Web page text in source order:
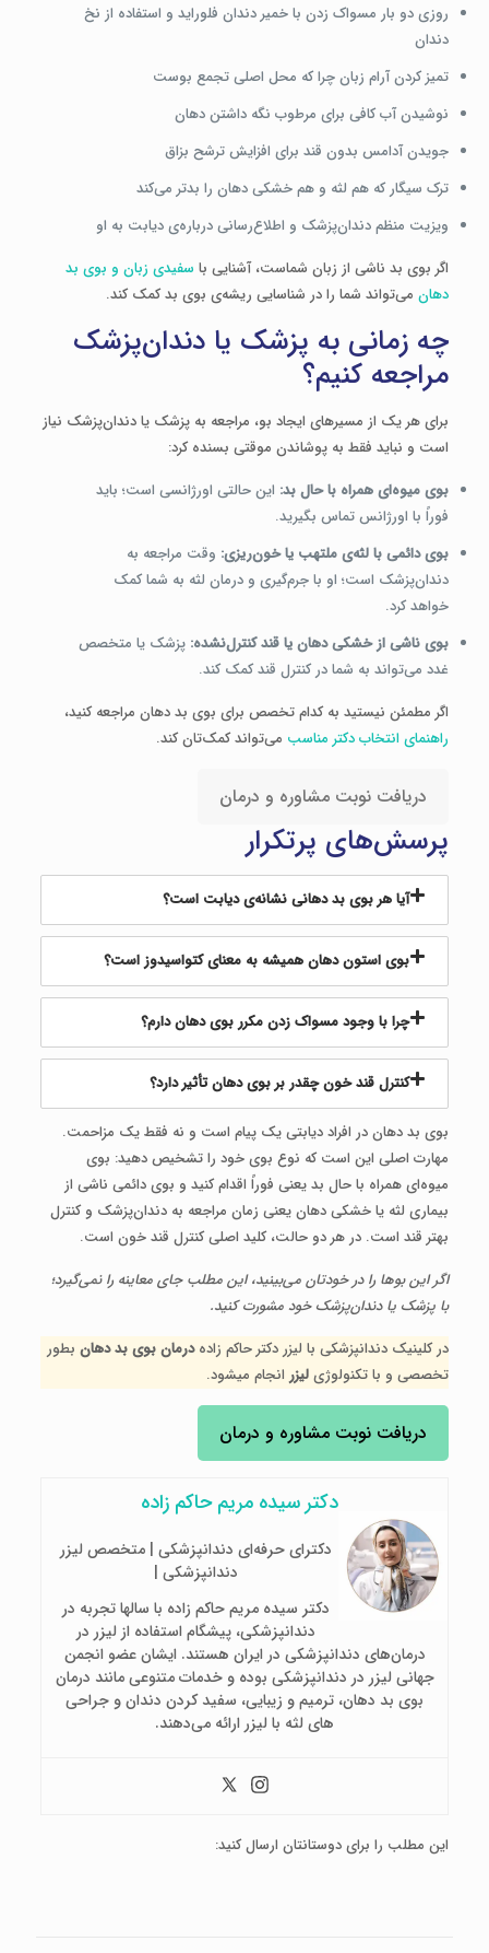
روزی دو بار مسواک زدن با خمیر دندان فلوراید و استفاده از نخ
دندان
تمیز کردن آرام زبان چرا که محل اصلی تجمع بوست
نوشیدن آب کافی برای مرطوب نگه داشتن دهان
جویدن آدامس بدون قند برای افزایش ترشح بزاق
ترک سیگار که هم لثه و هم خشکی دهان را بدتر می‌کند
ویزیت منظم دندان‌پزشک و اطلاع‌رسانی درباره‌ی دیابت به او
اگر بوی بد ناشی از زبان شماست، آشنایی با سفیدی زبان و بوی بد
دهان می‌تواند شما را در شناسایی ریشه‌ی بوی بد کمک کند.
چه زمانی به پزشک یا دندان‌پزشک
مراجعه کنیم؟
برای هر یک از مسیرهای ایجاد بو، مراجعه به پزشک یا دندان‌پزشک نیاز
است و نباید فقط به پوشاندن موقتی بسنده کرد:
بوی میوه‌ای همراه با حال بد: این حالتی اورژانسی است؛ باید
فوراً با اورژانس تماس بگیرید.
بوی دائمی با لثه‌ی ملتهب یا خون‌ریزی: وقت مراجعه به
دندان‌پزشک است؛ او با جرم‌گیری و درمان لثه به شما کمک
خواهد کرد.
بوی ناشی از خشکی دهان یا قند کنترل‌نشده: پزشک یا متخصص
غدد می‌تواند به شما در کنترل قند کمک کند.
اگر مطمئن نیستید به کدام تخصص برای بوی بد دهان مراجعه کنید،
راهنمای انتخاب دکتر مناسب می‌تواند کمک‌تان کند.
دریافت نوبت مشاوره و درمان
پرسش‌های پرتکرار
آیا هر بوی بد دهانی نشانه‌ی دیابت است؟
بوی استون دهان همیشه به معنای کتواسیدوز است؟
چرا با وجود مسواک زدن مکرر بوی دهان دارم؟
کنترل قند خون چقدر بر بوی دهان تأثیر دارد؟
بوی بد دهان در افراد دیابتی یک پیام است و نه فقط یک مزاحمت.
مهارت اصلی این است که نوع بوی خود را تشخیص دهید: بوی
میوه‌ای همراه با حال بد یعنی فوراً اقدام کنید و بوی دائمی ناشی از
بیماری لثه یا خشکی دهان یعنی زمان مراجعه به دندان‌پزشک و کنترل
بهتر قند است. در هر دو حالت، کلید اصلی کنترل قند خون است.
اگر این بوها را در خودتان می‌بینید، این مطلب جای معاینه را نمی‌گیرد؛
با پزشک یا دندان‌پزشک خود مشورت کنید.
در کلینیک دندانپزشکی با لیزر دکتر حاکم زادهدرمان بوی بد دهانبطور
تخصصی و با تکنولوژیلیزرانجام میشود.
دریافت نوبت مشاوره و درمان
دکتر سیده مریم حاکم زاده
دکترای حرفه‌ای دندانپزشکی | متخصص لیزر
دندانپزشکی |
دکتر سیده مریم حاکم زاده با سالها تجربه در
دندانپزشکی، پیشگام استفاده از لیزر در
درمان‌های دندانپزشکی در ایران هستند. ایشان عضو انجمن
جهانی لیزر در دندانپزشکی بوده و خدمات متنوعی مانند درمان
بوی بد دهان، ترمیم و زیبایی، سفید کردن دندان و جراحی
های لثه با لیزر ارائه می‌دهند.
این مطلب را برای دوستانتان ارسال کنید: